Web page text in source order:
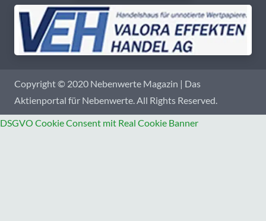
Copyright © 2020 Nebenwerte Magazin | Das
Aktienportal für Nebenwerte. All Rights Reserved.
DSGVO Cookie Consent mit Real Cookie Banner